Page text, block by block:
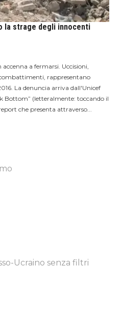
la strage degli innocenti
a fermarsi. Uccisioni,
rappresentano
La denuncia arriva dall'Unicef
Bottom” (letteralmente: toccando il
che presenta attraverso...
Ucraino senza filtri